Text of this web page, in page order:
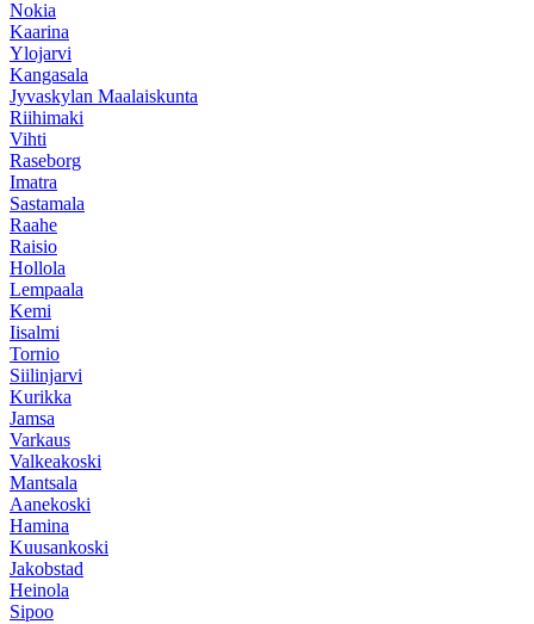
Nokia
Kaarina
Ylojarvi
Kangasala
Jyvaskylan Maalaiskunta
Riihimaki
Vihti
Raseborg
Imatra
Sastamala
Raahe
Raisio
Hollola
Lempaala
Kemi
Iisalmi
Tornio
Siilinjarvi
Kurikka
Jamsa
Varkaus
Valkeakoski
Mantsala
Aanekoski
Hamina
Kuusankoski
Jakobstad
Heinola
Sipoo